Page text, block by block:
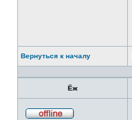
Вернуться к началу
Ёж